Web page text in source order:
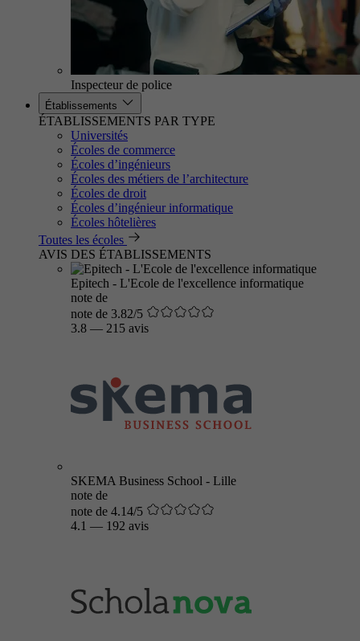
Inspecteur de police
Établissements
ÉTABLISSEMENTS PAR TYPE
Universités
Écoles de commerce
Écoles d’ingénieurs
Écoles des métiers de l’architecture
Écoles de droit
Écoles d’ingénieur informatique
Écoles hôtelières
Toutes les écoles
AVIS DES ÉTABLISSEMENTS
Epitech - L'Ecole de l'excellence informatique
note de
note de 3.82/5
3.8 — 215 avis
SKEMA Business School - Lille
note de
note de 4.14/5
4.1 — 192 avis